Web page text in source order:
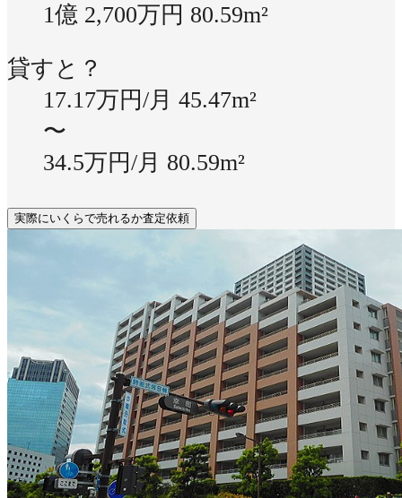
1億 2,700万円 80.59m²
貸すと？
17.17万円/月 45.47m²
〜
34.5万円/月 80.59m²
実際にいくらで売れるか査定依頼